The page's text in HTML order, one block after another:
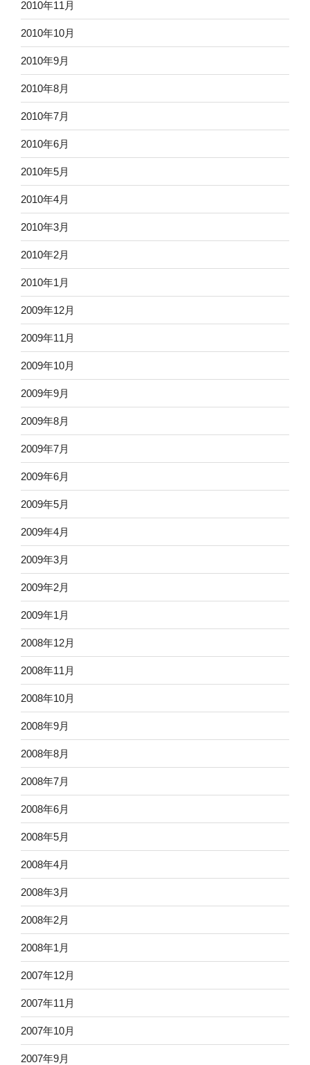
2010年11月
2010年10月
2010年9月
2010年8月
2010年7月
2010年6月
2010年5月
2010年4月
2010年3月
2010年2月
2010年1月
2009年12月
2009年11月
2009年10月
2009年9月
2009年8月
2009年7月
2009年6月
2009年5月
2009年4月
2009年3月
2009年2月
2009年1月
2008年12月
2008年11月
2008年10月
2008年9月
2008年8月
2008年7月
2008年6月
2008年5月
2008年4月
2008年3月
2008年2月
2008年1月
2007年12月
2007年11月
2007年10月
2007年9月